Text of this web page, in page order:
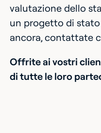
valutazione dello
un progetto di
ancora, contattate
Offrite ai vostri
di tutte le loro